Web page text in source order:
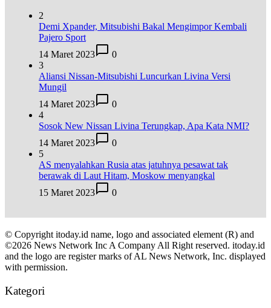
2
Demi Xpander, Mitsubishi Bakal Mengimpor Kembali
Pajero Sport
14 Maret 2023
0
3
Aliansi Nissan-Mitsubishi Luncurkan Livina Versi
Mungil
14 Maret 2023
0
4
Sosok New Nissan Livina Terungkap, Apa Kata NMI?
14 Maret 2023
0
5
AS menyalahkan Rusia atas jatuhnya pesawat tak
berawak di Laut Hitam, Moskow menyangkal
15 Maret 2023
0
© Copyright itoday.id name, logo and associated element (R) and
©2026 News Network Inc A Company All Right reserved. itoday.id
and the logo are register marks of AL News Network, Inc. displayed
with permission.
Kategori